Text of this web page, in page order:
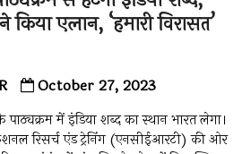
o
n
किया एलान, ‘हमारी विरासत’
October 27, 2023
पाठ्यक्रम में इंडिया शब्द का स्थान भारत लेगा।
रिसर्च एंड ट्रेनिंग (एनसीईआरटी) की ओर